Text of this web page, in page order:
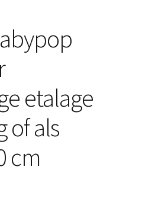
etalage
of als
cm